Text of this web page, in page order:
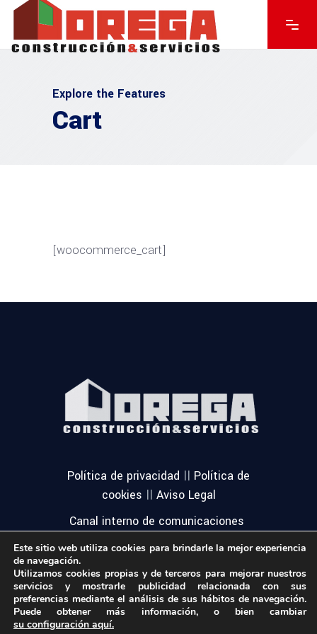
Explore the Features
Cart
[woocommerce_cart]
Política de privacidad || Política de
cookies || Aviso Legal
Canal interno de comunicaciones
Este sitio web utiliza cookies para brindarle la mejor experiencia
de navegación.
Utilizamos cookies propias y de terceros para mejorar nuestros
servicios y mostrarle publicidad relacionada con sus
preferencias mediante el análisis de sus hábitos de navegación.
Puede obtener más información, o bien cambiar
su configuración aquí.